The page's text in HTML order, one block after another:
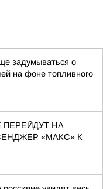
задумываться о
на фоне топливного
НА
«МАКС» К